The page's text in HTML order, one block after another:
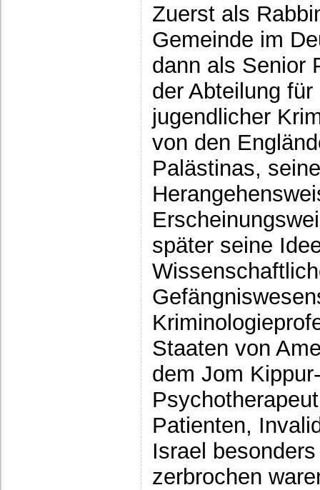
Zuerst als
Gemeinde im
dann als Senior
der Abteilung
jugendlicher
von den
Palästinas,
später seine
Staaten von
dem Jom
Patienten,
Israel
zerbrochen